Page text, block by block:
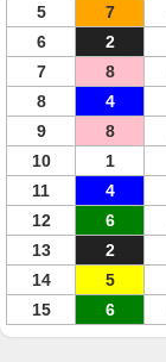
5
7
6
2
7
8
8
4
9
8
10
1
11
4
12
6
13
2
14
5
15
6